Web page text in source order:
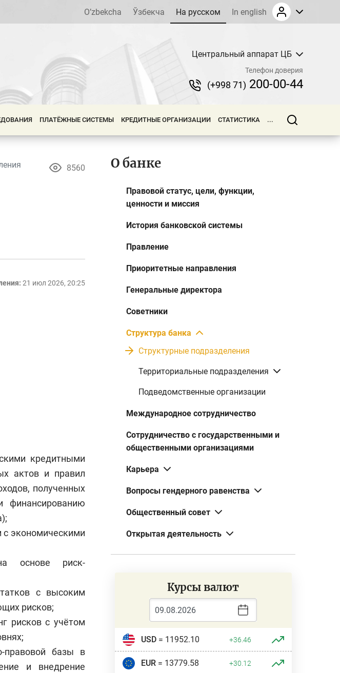
O’zbekcha Ўзбекча На русском In english
Центральный аппарат ЦБ
Телефон доверия
(+998 71) 200-00-44
ПЛАТЁЖНЫЕ СИСТЕМЫ КРЕДИТНЫЕ ОРГАНИЗАЦИИ СТАТИСТИКА ...
8560
21 июл 2026, 20:25
кредитными
актов и правил
полученных
финансированию
с экономическими
основе риск-
с высоким
рисков;
рисков с учётом
правовой базы в
и внедрение
О банке
Правовой статус, цели, функции,
ценности и миссия
История банковской системы
Правление
Приоритетные направления
Генеральные директора
Советники
Структура банка
Структурные подразделения
Территориальные подразделения
Подведомственные организации
Международное сотрудничество
Сотрудничество с государственными и
общественными организациями
Карьера
Вопросы гендерного равенства
Общественный совет
Открытая деятельность
Курсы валют
USD= 11952.10 +36.46
EUR= 13779.58 +30.12